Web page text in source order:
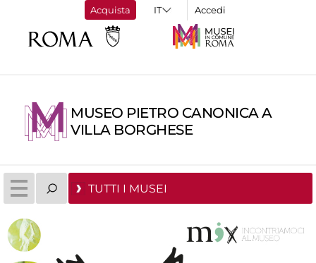
Acquista Accedi
MUSEO PIETRO CANONICA A
VILLA BORGHESE
TUTTI I MUSEI